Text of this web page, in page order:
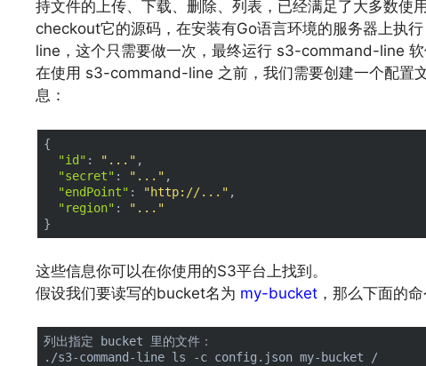
持文件的上传、下载、删除、列表，已经满足了大多数使用
checkout它的源码，在安装有Go语言环境的服务器上执
line，这个只需要做一次，最终运行 s3-command-line 软
在使用 s3-command-line 之前，我们需要创建一个配置
息：
{
"id" : "..." ,
"secret" : "..." ,
"endPoint" : "http://..." ,
"region" :
"..."
这些信息你可以在你使用的S3平台上找到。
假设我们要读写的bucket名为 my-bucket ，那么下面的
列出指定 bucket 里的文件：
./s3-command-line ls -c config.json my-bucket /